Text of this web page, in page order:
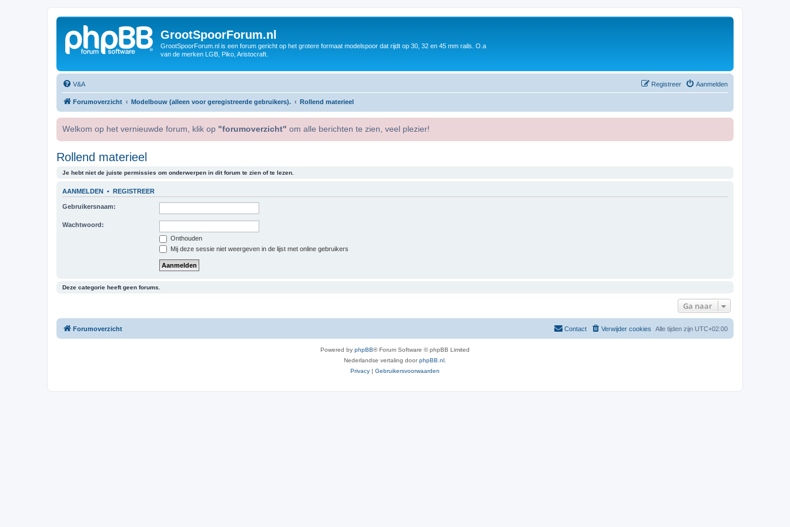
GrootSpoorForum.nl
GrootSpoorForum.nl is een forum gericht op het grotere formaat modelspoor dat rijdt op 30, 32 en 45 mm rails. O.a
van de merken LGB, Piko, Aristocraft.
V&A Aanmelden
Registreer
Forumoverzicht Modelbouw (alleen voor geregistreerde gebruikers). Rollend materieel
Welkom op het vernieuwde forum, klik op "forumoverzicht" om alle berichten te zien, veel plezier!
Rollend materieel
Je hebt niet de juiste permissies om onderwerpen in dit forum te zien of te lezen.
AANMELDEN • REGISTREER
Gebruikersnaam:
Wachtwoord:
Onthouden
Mij deze sessie niet weergeven in de lijst met online gebruikers
Deze categorie heeft geen forums.
Ga naar
Forumoverzicht Alle tijden zijn UTC+02:00
Verwijder cookies
Contact
Powered by phpBB® Forum Software © phpBB Limited
Nederlandse vertaling doorphpBB.nl.
Privacy | Gebruikersvoorwaarden